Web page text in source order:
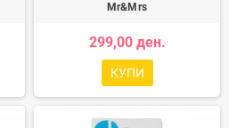
Mr&Mrs
299,00 ден.
КУПИ